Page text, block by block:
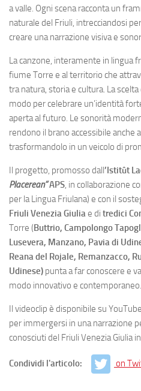
a valle. Ogni scena racconta un
naturale del Friuli, intrecciandosi
creare una narrazione visiva e
La canzone, interamente in lingua
fiume Torre e al territorio che
tra natura, storia e cultura. La
modo per celebrare un’identità
aperta al futuro. Le sonorità
rendono il brano accessibile anche
trasformandolo in un veicolo di
Il progetto, promosso dall’Istitût
Placerean”APS, in collaborazione
per la Lingua Friulana) e con il
Friuli Venezia Giuliae di tredici
Torre (Buttrio, Campolongo
Lusevera, Manzano, Pavia di
Reana del Rojale, Remanzacco,
Udinese) punta a far conoscere e
modo innovativo e contemporaneo.
Il videoclip è disponibile su
per immergersi in una narrazione
conosciuti del Friuli Venezia Giulia
Condividi l'articolo: on